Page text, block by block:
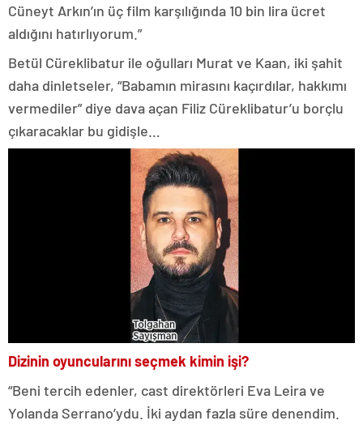
Cüneyt Arkın’ın üç film karşılığında 10 bin lira ücret
aldığını hatırlıyorum.”
Betül Cüreklibatur ile oğulları Murat ve Kaan, iki şahit
daha dinletseler, “Babamın mirasını kaçırdılar, hakkımı
vermediler” diye dava açan Filiz Cüreklibatur’u borçlu
çıkaracaklar bu gidişle…
Dizinin oyuncularını seçmek kimin işi?
“Beni tercih edenler, cast direktörleri Eva Leira ve
Yolanda Serrano’ydu. İki aydan fazla süre denendim.